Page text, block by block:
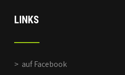
LINKS
> auf Facebook